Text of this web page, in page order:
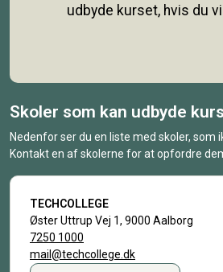
udbyde kurset, hvis du
Skoler som kan udbyde
Nedenfor ser du en liste med skoler, som
Kontakt en af skolerne for at opfordre
TECHCOLLEGE
Øster Uttrup Vej 1, 9000 Aalborg
7250 1000
mail@techcollege.dk